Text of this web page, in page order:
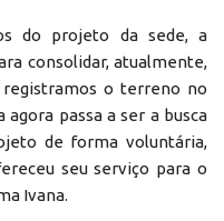
do projeto da sede, a
consolidar, atualmente,
registramos o terreno no
passa a ser a busca
de forma voluntária,
seu serviço para o
Ivana.